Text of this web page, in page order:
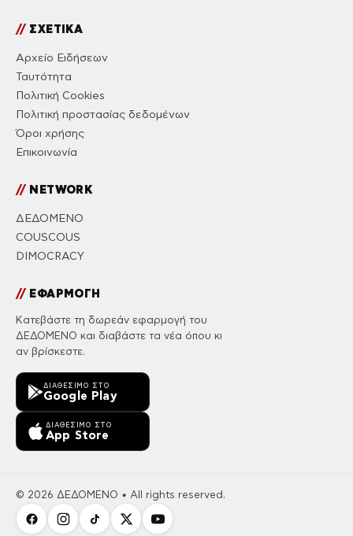
//ΣΧΕΤΙΚΑ
Αρχείο Ειδήσεων
Ταυτότητα
Πολιτική Cookies
Πολιτική προστασίας δεδομένων
Όροι χρήσης
Επικοινωνία
//NETWORK
ΔΕΔΟΜΕΝΟ
COUSCOUS
DIMOCRACY
//ΕΦΑΡΜΟΓΗ
Κατεβάστε τη δωρεάν εφαρμογή του
ΔΕΔΟΜΕΝΟ και διαβάστε τα νέα όπου κι
αν βρίσκεστε.
ΔΙΑΘΈΣΙΜΟ ΣΤΟ
Google Play
ΔΙΑΘΈΣΙΜΟ ΣΤΟ
App Store
© 2026 ΔΕΔΟΜΕΝΟ • All rights reserved.